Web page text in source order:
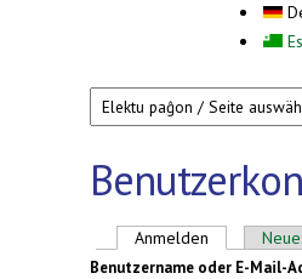
Haupt-Reiter
Anmelden (aktiver
Benutzername oder E-Mail-